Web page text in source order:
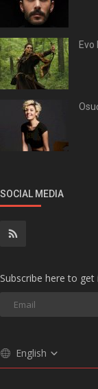
SOCIAL MEDIA
Subscribe here to
English